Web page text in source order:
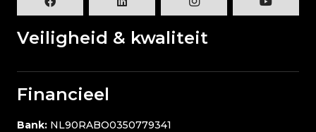
Veiligheid & kwaliteit
Financieel
Bank: NL90RABO0350779341